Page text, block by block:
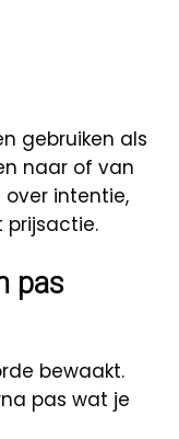
gebruiken als
naar of van
intentie,
pas
bewaakt.
pas wat je